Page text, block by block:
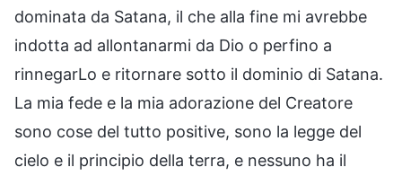
dominata da Satana, il che alla fine mi avrebbe
indotta ad allontanarmi da Dio o perfino a
rinnegarLo e ritornare sotto il dominio di Satana.
La mia fede e la mia adorazione del Creatore
sono cose del tutto positive, sono la legge del
cielo e il principio della terra, e nessuno ha il